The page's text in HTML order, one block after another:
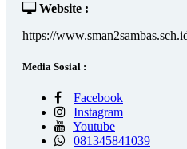
Website :
https://
Media Sosial :
Facebook
Instagram
Youtube
081345841039